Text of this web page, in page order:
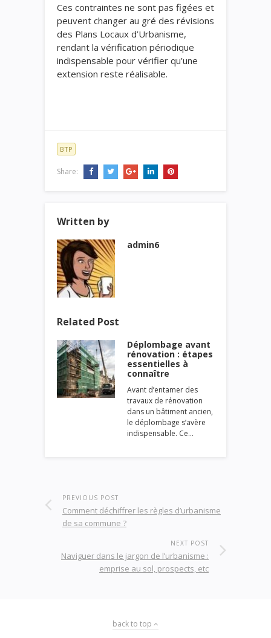
Ces contraintes ne sont pas figées et
peuvent changer au gré des révisions
des Plans Locaux d’Urbanisme,
rendant la vérification périodique
indispensable pour vérifier qu’une
extension reste réalisable.
BTP
Share:
Written by
admin6
Related Post
Déplombage avant
rénovation : étapes
essentielles à
connaître
Avant d’entamer des
travaux de rénovation
dans un bâtiment ancien,
le déplombage s’avère
indispensable. Ce…
PREVIOUS POST
Comment déchiffrer les règles d’urbanisme
de sa commune ?
NEXT POST
Naviguer dans le jargon de l’urbanisme :
emprise au sol, prospects, etc
back to top